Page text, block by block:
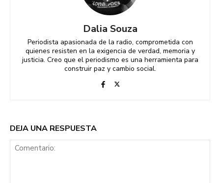
Dalia Souza
Periodista apasionada de la radio, comprometida con
quienes resisten en la exigencia de verdad, memoria y
justicia. Creo que el periodismo es una herramienta para
construir paz y cambio social.
DEJA UNA RESPUESTA